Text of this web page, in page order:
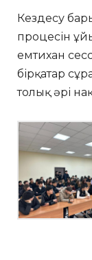
Кездесу
процесін
емтихан
бірқатар
толық әрі